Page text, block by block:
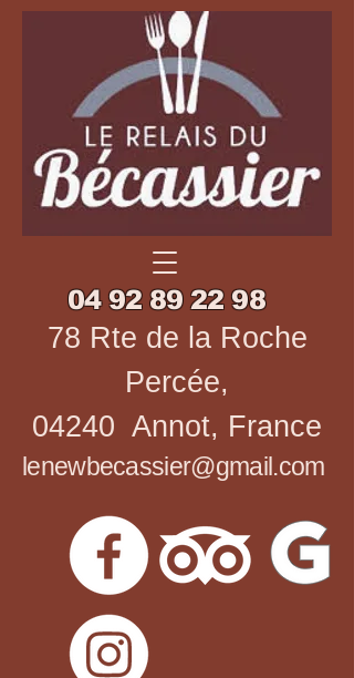
04 92 89 22 98
lenewbecassier@gmail.com
78 Rte de la Roche
Percée,
04240 Annot, France